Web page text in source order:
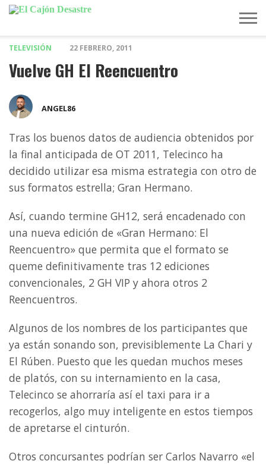
TELEVISIÓN 22 FEBRERO, 2011
Vuelve GH El Reencuentro
ANGEL86
Tras los buenos datos de audiencia obtenidos por
la final anticipada de OT 2011, Telecinco ha
decidido utilizar esa misma estrategia con otro de
sus formatos estrella; Gran Hermano.
Así, cuando termine GH12, será encadenado con
una nueva edición de «Gran Hermano: El
Reencuentro» que permita que el formato se
queme definitivamente tras 12 ediciones
convencionales, 2 GH VIP y ahora otros 2
Reencuentros.
Algunos de los nombres de los participantes que
ya están sonando son, previsiblemente La Chari y
El Rúben. Puesto que les quedan muchos meses
de platós, con su internamiento en la casa,
Telecinco se ahorraría así el taxi para ir a
recogerlos, algo muy inteligente en estos tiempos
de apretarse el cinturón.
Otros concursantes podrían ser Carlos Navarro «el